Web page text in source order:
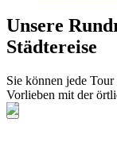
Unsere
Städtereise
Sie können jede
Vorlieben mit der